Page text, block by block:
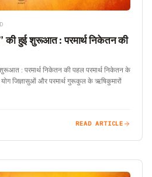
की हुई शुरूआत : परमार्थ निकेतन की
: परमार्थ निकेतन की पहल परमार्थ निकेतन के
जिज्ञासुओं और परमार्थ गुरूकुल के ऋषिकुमारों
READ ARTICLE